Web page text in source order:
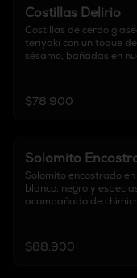
Costillas Delirio
Costillas de cerdo
teriyaki con un toque
sésamo, bañadas en
almendras crocantes,
de guarnición de
$78.900
Solomito
Solomito encostrado
blanco, negro y
acompañado de
$88.900